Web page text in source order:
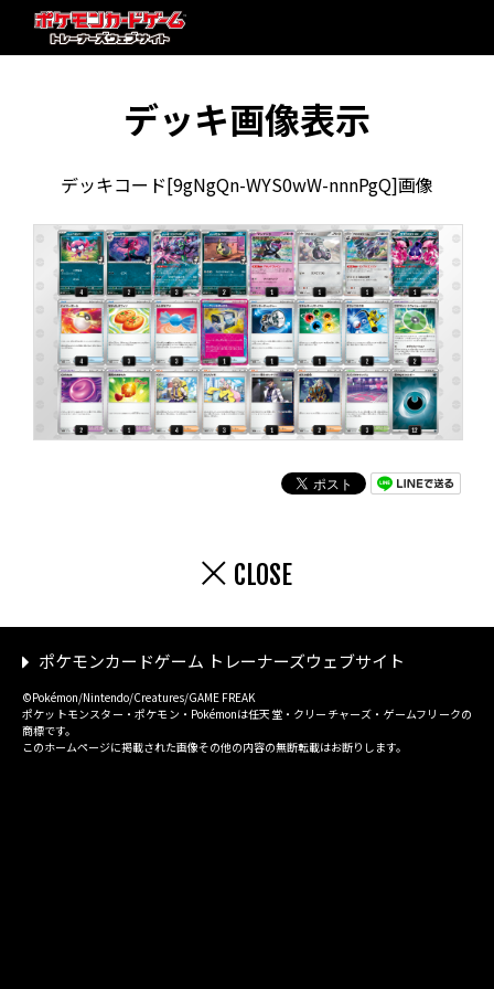
デッキ画像表示
デッキコード[9gNgQn-WYS0wW-nnnPgQ]画像
CLOSE
ポケモンカードゲーム トレーナーズウェブサイト
©Pokémon/Nintendo/Creatures/GAME FREAK
ポケットモンスター・ポケモン・Pokémonは任天堂・クリーチャーズ・ゲームフリークの
商標です。
このホームページに掲載された画像その他の内容の無断転載はお断りします。